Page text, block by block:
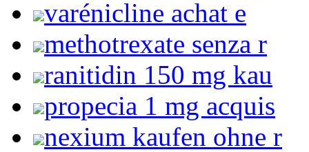
varénicline achat e
methotrexate senza r
ranitidin 150 mg kau
propecia 1 mg acquis
nexium kaufen ohne r